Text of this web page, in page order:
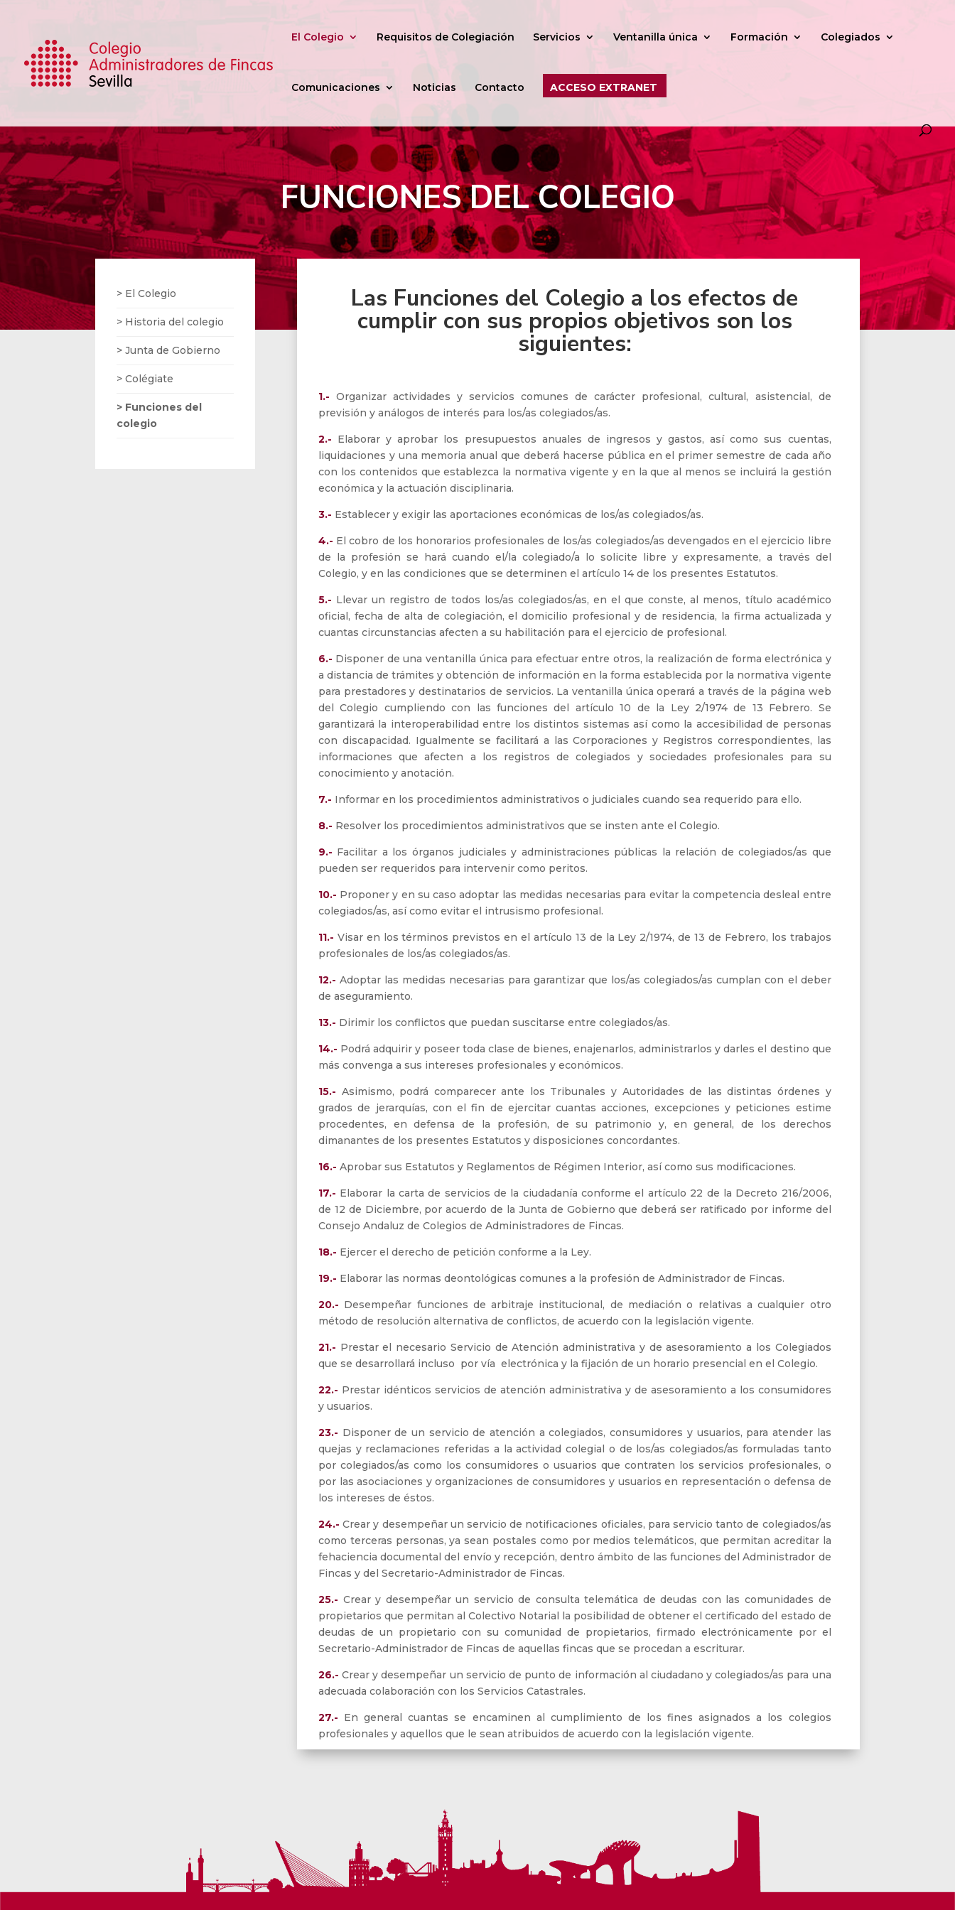
El Colegio Requisitos de Colegiación Servicios Ventanilla única Formación Colegiados
Comunicaciones Noticias Contacto ACCESO EXTRANET
FUNCIONES DEL COLEGIO
> El Colegio
> Historia del colegio
> Junta de Gobierno
> Colégiate
> Funciones del
colegio
Las Funciones del Colegio a los efectos de
cumplir con sus propios objetivos son los
siguientes:
1.- Organizar actividades y servicios comunes de carácter profesional, cultural, asistencial, de
previsión y análogos de interés para los/as colegiados/as.
2.- Elaborar y aprobar los presupuestos anuales de ingresos y gastos, así como sus cuentas,
liquidaciones y una memoria anual que deberá hacerse pública en el primer semestre de cada año
con los contenidos que establezca la normativa vigente y en la que al menos se incluirá la gestión
económica y la actuación disciplinaria.
3.- Establecer y exigir las aportaciones económicas de los/as colegiados/as.
4.- El cobro de los honorarios profesionales de los/as colegiados/as devengados en el ejercicio libre
de la profesión se hará cuando el/la colegiado/a lo solicite libre y expresamente, a través del
Colegio, y en las condiciones que se determinen el artículo 14 de los presentes Estatutos.
5.- Llevar un registro de todos los/as colegiados/as, en el que conste, al menos, título académico
oficial, fecha de alta de colegiación, el domicilio profesional y de residencia, la firma actualizada y
cuantas circunstancias afecten a su habilitación para el ejercicio de profesional.
6.- Disponer de una ventanilla única para efectuar entre otros, la realización de forma electrónica y
a distancia de trámites y obtención de información en la forma establecida por la normativa vigente
para prestadores y destinatarios de servicios. La ventanilla única operará a través de la página web
del Colegio cumpliendo con las funciones del artículo 10 de la Ley 2/1974 de 13 Febrero. Se
garantizará la interoperabilidad entre los distintos sistemas así como la accesibilidad de personas
con discapacidad. Igualmente se facilitará a las Corporaciones y Registros correspondientes, las
informaciones que afecten a los registros de colegiados y sociedades profesionales para su
conocimiento y anotación.
7.- Informar en los procedimientos administrativos o judiciales cuando sea requerido para ello.
8.- Resolver los procedimientos administrativos que se insten ante el Colegio.
9.- Facilitar a los órganos judiciales y administraciones públicas la relación de colegiados/as que
pueden ser requeridos para intervenir como peritos.
10.- Proponer y en su caso adoptar las medidas necesarias para evitar la competencia desleal entre
colegiados/as, así como evitar el intrusismo profesional.
11.- Visar en los términos previstos en el artículo 13 de la Ley 2/1974, de 13 de Febrero, los trabajos
profesionales de los/as colegiados/as.
12.- Adoptar las medidas necesarias para garantizar que los/as colegiados/as cumplan con el deber
de aseguramiento.
13.- Dirimir los conflictos que puedan suscitarse entre colegiados/as.
14.- Podrá adquirir y poseer toda clase de bienes, enajenarlos, administrarlos y darles el destino que
más convenga a sus intereses profesionales y económicos.
15.- Asimismo, podrá comparecer ante los Tribunales y Autoridades de las distintas órdenes y
grados de jerarquías, con el fin de ejercitar cuantas acciones, excepciones y peticiones estime
procedentes, en defensa de la profesión, de su patrimonio y, en general, de los derechos
dimanantes de los presentes Estatutos y disposiciones concordantes.
16.- Aprobar sus Estatutos y Reglamentos de Régimen Interior, así como sus modificaciones.
17.- Elaborar la carta de servicios de la ciudadanía conforme el artículo 22 de la Decreto 216/2006,
de 12 de Diciembre, por acuerdo de la Junta de Gobierno que deberá ser ratificado por informe del
Consejo Andaluz de Colegios de Administradores de Fincas.
18.- Ejercer el derecho de petición conforme a la Ley.
19.- Elaborar las normas deontológicas comunes a la profesión de Administrador de Fincas.
20.- Desempeñar funciones de arbitraje institucional, de mediación o relativas a cualquier otro
método de resolución alternativa de conflictos, de acuerdo con la legislación vigente.
21.- Prestar el necesario Servicio de Atención administrativa y de asesoramiento a los Colegiados
que se desarrollará incluso por vía electrónica y la fijación de un horario presencial en el Colegio.
22.- Prestar idénticos servicios de atención administrativa y de asesoramiento a los consumidores
y usuarios.
23.- Disponer de un servicio de atención a colegiados, consumidores y usuarios, para atender las
quejas y reclamaciones referidas a la actividad colegial o de los/as colegiados/as formuladas tanto
por colegiados/as como los consumidores o usuarios que contraten los servicios profesionales, o
por las asociaciones y organizaciones de consumidores y usuarios en representación o defensa de
los intereses de éstos.
24.- Crear y desempeñar un servicio de notificaciones oficiales, para servicio tanto de colegiados/as
como terceras personas, ya sean postales como por medios telemáticos, que permitan acreditar la
fehaciencia documental del envío y recepción, dentro ámbito de las funciones del Administrador de
Fincas y del Secretario-Administrador de Fincas.
25.- Crear y desempeñar un servicio de consulta telemática de deudas con las comunidades de
propietarios que permitan al Colectivo Notarial la posibilidad de obtener el certificado del estado de
deudas de un propietario con su comunidad de propietarios, firmado electrónicamente por el
Secretario-Administrador de Fincas de aquellas fincas que se procedan a escriturar.
26.- Crear y desempeñar un servicio de punto de información al ciudadano y colegiados/as para una
adecuada colaboración con los Servicios Catastrales.
27.- En general cuantas se encaminen al cumplimiento de los fines asignados a los colegios
profesionales y aquellos que le sean atribuidos de acuerdo con la legislación vigente.